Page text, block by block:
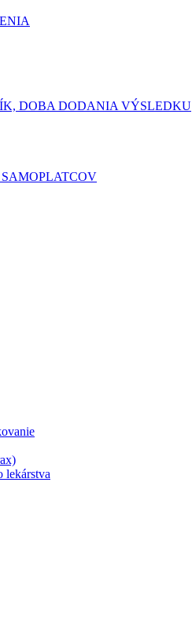
DOBA DODANIA VÝSLEDKU
lekárstva